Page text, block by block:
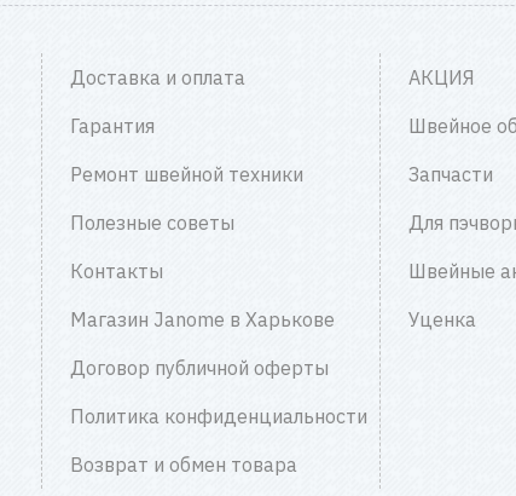
Доставка и оплата
Гарантия
Ремонт швейной техники
Полезные советы
Контакты
Магазин Janome в Харькове
Договор публичной оферты
Политика конфиденциальности
Возврат и обмен товара
АКЦИЯ
Швейное
Запчасти
Для
Швейные
Уценка